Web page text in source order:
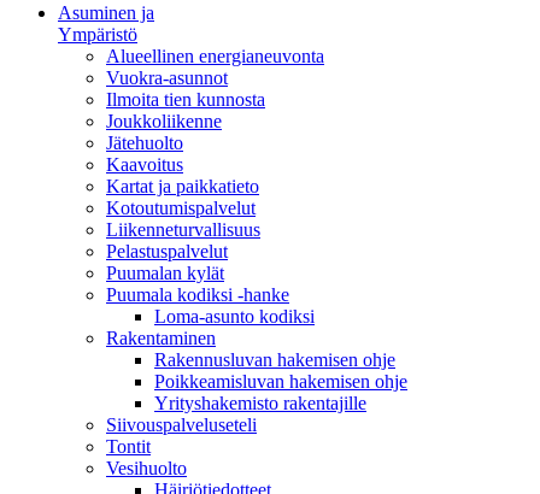
Asuminen ja
Ympäristö
Alueellinen energianeuvonta
Vuokra-asunnot
Ilmoita tien kunnosta
Joukkoliikenne
Jätehuolto
Kaavoitus
Kartat ja paikkatieto
Kotoutumispalvelut
Liikenneturvallisuus
Pelastuspalvelut
Puumalan kylät
Puumala kodiksi -hanke
Loma-asunto kodiksi
Rakentaminen
Rakennusluvan hakemisen ohje
Poikkeamisluvan hakemisen ohje
Yrityshakemisto rakentajille
Siivouspalveluseteli
Tontit
Vesihuolto
Häiriötiedotteet